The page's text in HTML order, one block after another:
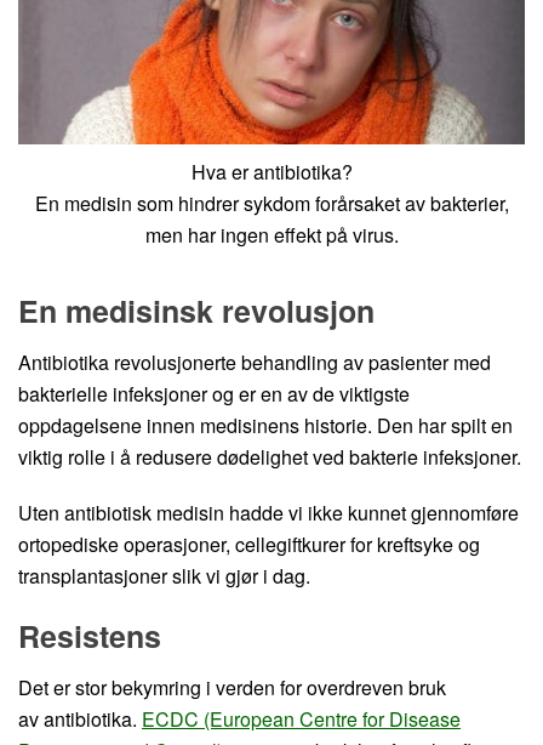
Hva er antibiotika?
En medisin som hindrer sykdom forårsaket av bakterier,
men har ingen effekt på virus.
En medisinsk revolusjon
Antibiotika revolusjonerte behandling av pasienter med
bakterielle infeksjoner og er en av de viktigste
oppdagelsene innen medisinens historie. Den har spilt en
viktig rolle i å redusere dødelighet ved bakterie infeksjoner.
Uten antibiotisk medisin hadde vi ikke kunnet gjennomføre
ortopediske operasjoner, cellegiftkurer for kreftsyke og
transplantasjoner slik vi gjør i dag.
Resistens
Det er stor bekymring i verden for overdreven bruk
av antibiotika. ECDC (European Centre for Disease